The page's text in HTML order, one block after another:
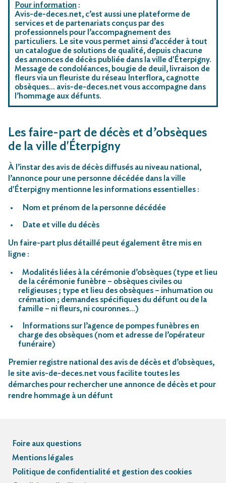
Pour information :
Avis-de-deces.net, c’est aussi une plateforme de
services et de partenariats conçus par des
professionnels pour l’accompagnement des
particuliers. Le site vous permet ainsi d’accéder à tout
un catalogue de solutions de qualité, depuis chacune
des annonces de décès publiée dans la ville d'Éterpigny.
Message de condoléances, bougie de deuil, livraison de
fleurs via un fleuriste du réseau Interflora, cagnotte
obsèques… avis-de-deces.net vous accompagne dans
l’hommage aux défunts.
Les faire-part de décès et d’obsèques
de la ville d'Éterpigny
À l’instar des avis de décès diffusés au niveau national,
l’annonce pour une personne décédée dans la ville
d'Éterpigny mentionne les informations essentielles :
Nom et prénom de la personne décédée
Date et ville du décès
Un faire-part plus détaillé peut également être mis en
ligne :
Modalités liées à la cérémonie d’obsèques (type et lieu
de la cérémonie funèbre – obsèques civiles ou
religieuses ; type et lieu des obsèques – inhumation ou
crémation ; demandes spécifiques du défunt ou de la
famille – ni fleurs, ni couronnes…)
Informations sur l’agence de pompes funèbres en
charge des obsèques (nom et adresse de l’opérateur
funéraire)
Premier registre national des avis de décès et d’obsèques,
le site avis-de-deces.net vous facilite toutes les
démarches pour rechercher une annonce de décès et pour
rendre hommage à un défunt
Foire aux questions
Mentions légales
Politique de confidentialité et gestion des cookies